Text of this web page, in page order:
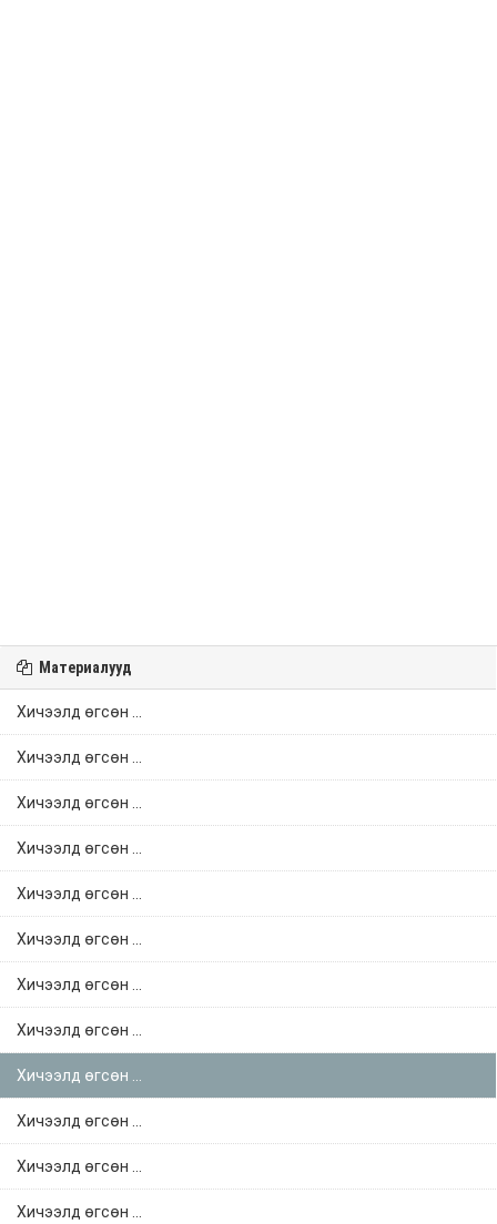
Материалууд
Хичээлд өгсөн ...
Хичээлд өгсөн ...
Хичээлд өгсөн ...
Хичээлд өгсөн ...
Хичээлд өгсөн ...
Хичээлд өгсөн ...
Хичээлд өгсөн ...
Хичээлд өгсөн ...
Хичээлд өгсөн ...
Хичээлд өгсөн ...
Хичээлд өгсөн ...
Хичээлд өгсөн ...